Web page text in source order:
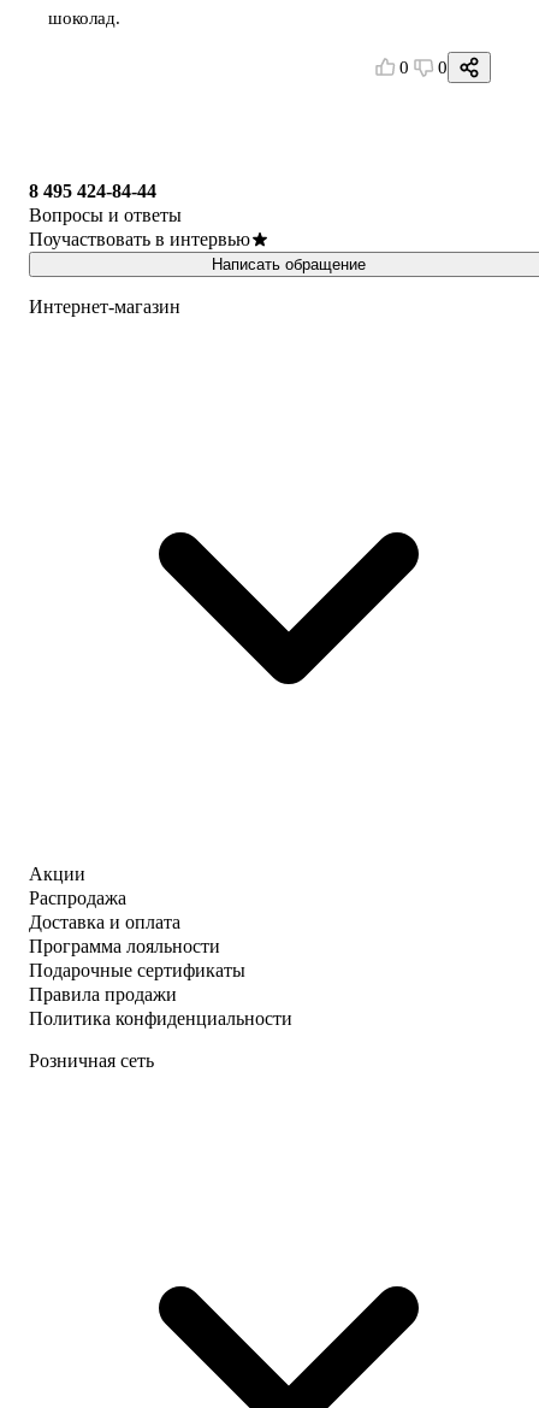
шоколад.
0 0
8 495 424-84-44
Вопросы и ответы
Поучаствовать в интервью
Написать обращение
Интернет-магазин
Акции
Распродажа
Доставка и оплата
Программа лояльности
Подарочные сертификаты
Правила продажи
Политика конфиденциальности
Розничная сеть